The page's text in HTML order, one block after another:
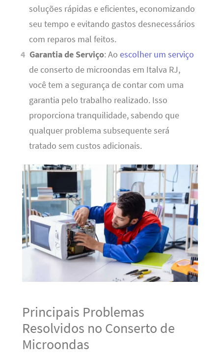
soluções rápidas e eficientes, economizando
seu tempo e evitando gastos desnecessários
com reparos mal feitos.
Garantia de Serviço: Aoescolher um serviço
de conserto de microondas em Italva RJ,
você tem a segurança de contar com uma
garantia pelo trabalho realizado. Isso
proporciona tranquilidade, sabendo que
qualquer problema subsequente será
tratado sem custos adicionais.
Principais Problemas
Resolvidos no Conserto de
Microondas